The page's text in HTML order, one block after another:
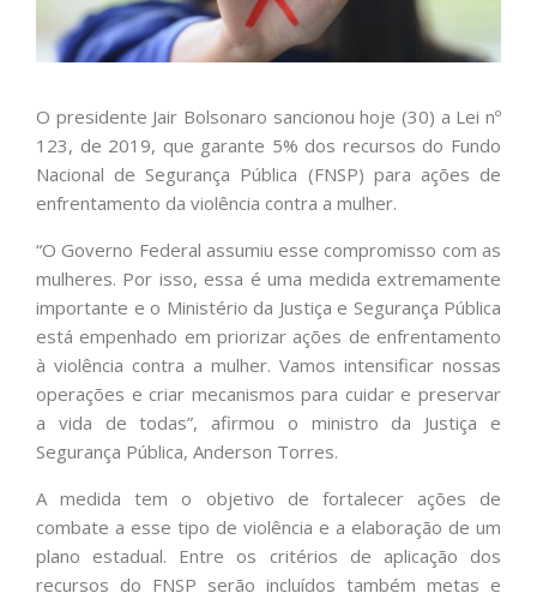
O presidente Jair Bolsonaro sancionou hoje (30) a Lei nº
123, de 2019, que garante 5% dos recursos do Fundo
Nacional de Segurança Pública (FNSP) para ações de
enfrentamento da violência contra a mulher.
“O Governo Federal assumiu esse compromisso com as
mulheres. Por isso, essa é uma medida extremamente
importante e o Ministério da Justiça e Segurança Pública
está empenhado em priorizar ações de enfrentamento
à violência contra a mulher. Vamos intensificar nossas
operações e criar mecanismos para cuidar e preservar
a vida de todas”, afirmou o ministro da Justiça e
Segurança Pública, Anderson Torres.
A medida tem o objetivo de fortalecer ações de
combate a esse tipo de violência e a elaboração de um
plano estadual. Entre os critérios de aplicação dos
recursos do FNSP serão incluídos também metas e